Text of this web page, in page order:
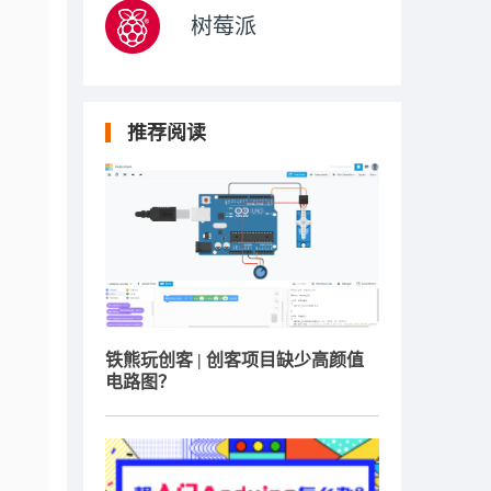
树莓派
推荐阅读
铁熊玩创客 | 创客项目缺少高颜值
电路图？